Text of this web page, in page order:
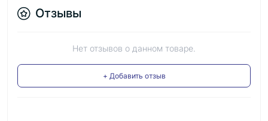
Отзывы
Нет отзывов о данном товаре.
+ Добавить отзыв